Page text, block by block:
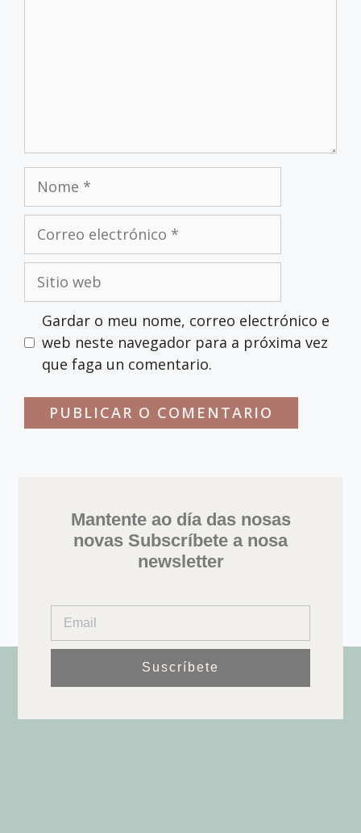
Gardar o meu nome, correo electrónico e
web neste navegador para a próxima vez
que faga un comentario.
Mantente ao día das nosas
novas Subscríbete a nosa
newsletter
Suscríbete